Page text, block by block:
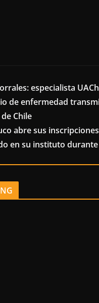
especialista
de enfermedad
Chile
abre sus
en su instituto durante